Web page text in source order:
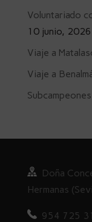
Voluntariado
10 junio, 2026
Viaje a
Viaje a
Doña
Hermanas
954 725